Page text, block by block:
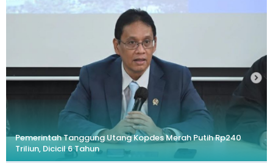
Pemerintah Tanggung Utang Kopdes Merah Putih Rp240
Triliun, Dicicil 6 Tahun